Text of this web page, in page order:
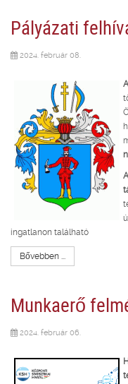
Pályázati
2024. február 08.
ingatlanon található
Bővebben ...
Munkaerő
2024. február 06.